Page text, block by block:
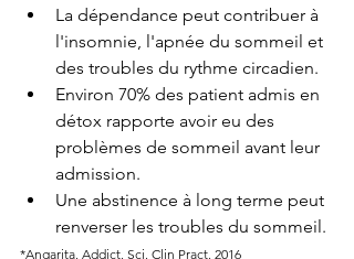
La dépendance peut contribuer à
l'insomnie, l'apnée du sommeil et
des troubles du rythme circadien.
Environ 70% des patient admis en
détox rapporte avoir eu des
problèmes de sommeil avant leur
admission.
Une abstinence à long terme peut
renverser les troubles du sommeil.
*Angarita. Addict. Sci. Clin Pract. 2016